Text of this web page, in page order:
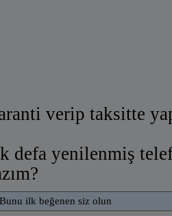
verip taksitte
defa yenilenmiş
Bunu ilk beğenen siz olun